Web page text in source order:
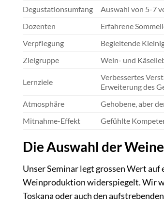
Degustationsumfang
Auswahl von 5-7
Dozenten
Erfahrene
Verpflegung
Begleitende
Zielgruppe
Wein- und
Lernziele
Verbessertes
Erweiterung des
Atmosphäre
Gehobene, aber
Mitnahme-Effekt
Gefühlte
Die Auswahl der
Unser Seminar legt grossen Wert
Weinproduktion widerspiegelt. Wir
Toskana oder auch den